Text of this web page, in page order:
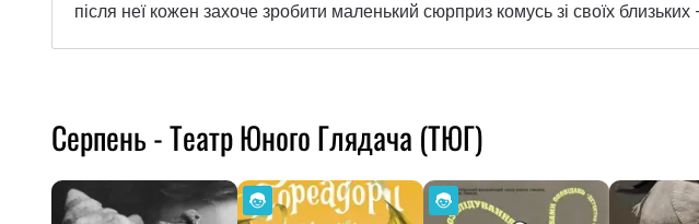
після неї кожен захоче зробити маленький сюрприз комусь зі своїх
Серпень - Театр Юного Глядача (ТЮГ)